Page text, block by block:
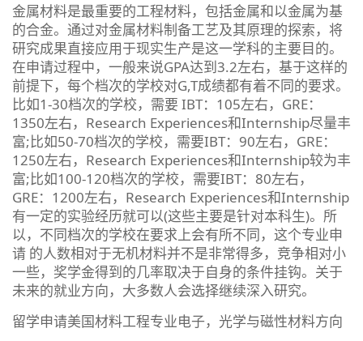
金属材料是最重要的工程材料，包括金属和以金属为基
的合金。通过对金属材料制备工艺及其原理的探索，将
研究成果直接应用于现实生产是这一学科的主要目的。
在申请过程中，一般来说GPA达到3.2左右，基于这样的
前提下，每个档次的学校对G,T成绩都有着不同的要求。
比如1-30档次的学校，需要 IBT：105左右，GRE：
1350左右，Research Experiences和Internship尽量丰
富;比如50-70档次的学校，需要IBT：90左右，GRE：
1250左右，Research Experiences和Internship较为丰
富;比如100-120档次的学校，需要IBT：80左右，
GRE：1200左右，Research Experiences和Internship
有一定的实验经历就可以(这些主要是针对本科生)。所
以，不同档次的学校在要求上会有所不同，这个专业申
请 的人数相对于无机材料并不是非常得多，竞争相对小
一些，奖学金得到的几率取决于自身的条件挂钩。关于
未来的就业方向，大多数人会选择继续深入研究。
留学申请美国材料工程专业电子，光学与磁性材料方向